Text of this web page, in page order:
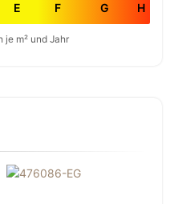
E F G H
je m² und Jahr